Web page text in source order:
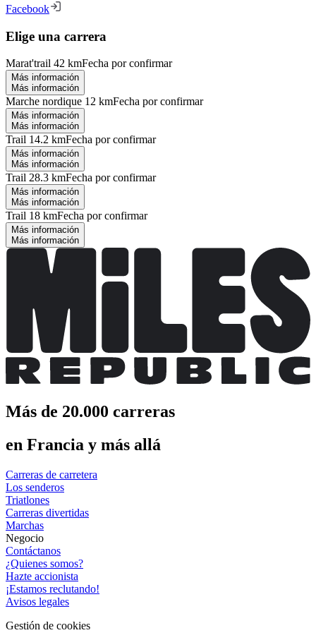
Facebook
Elige una carrera
Marat'trail 42 kmFecha por confirmar
Más información
Más información
Marche nordique 12 kmFecha por confirmar
Más información
Más información
Trail 14.2 kmFecha por confirmar
Más información
Más información
Trail 28.3 kmFecha por confirmar
Más información
Más información
Trail 18 kmFecha por confirmar
Más información
Más información
Más de 20.000 carreras
en Francia y más allá
Carreras de carretera
Los senderos
Triatlones
Carreras divertidas
Marchas
Negocio
Contáctanos
¿Quienes somos?
Hazte accionista
¡Estamos reclutando!
Avisos legales
Gestión de cookies